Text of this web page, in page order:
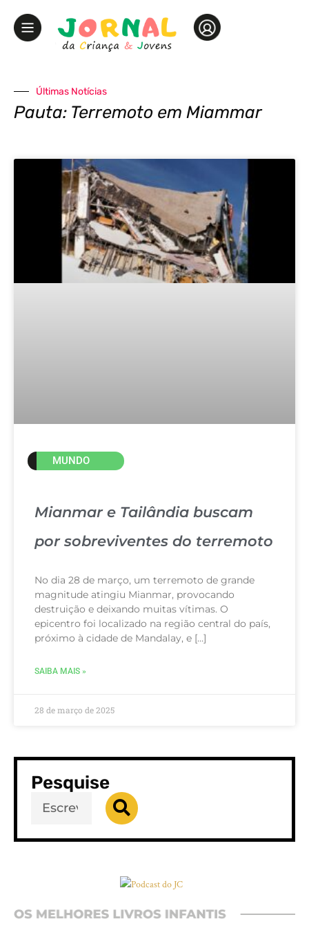
Últimas Notícias
Pauta: Terremoto em Miammar
MUNDO
Mianmar e Tailândia buscam
por sobreviventes do terremoto
No dia 28 de março, um terremoto de grande
magnitude atingiu Mianmar, provocando
destruição e deixando muitas vítimas. O
epicentro foi localizado na região central do país,
próximo à cidade de Mandalay, e […]
SAIBA MAIS »
28 de março de 2025
Pesquise